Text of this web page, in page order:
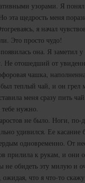
узорами. Я
эта щедрость меня
я начал
Это просто чудо!
она. Я заметил
Не отошедший от
чашка,
был теплый чай, и он
меня сразу пить
нужно.
не было. Ноги, по-
удивился. Ее
одновременно. От
к рукам, и они
обидеть эту милую и
что я что-то